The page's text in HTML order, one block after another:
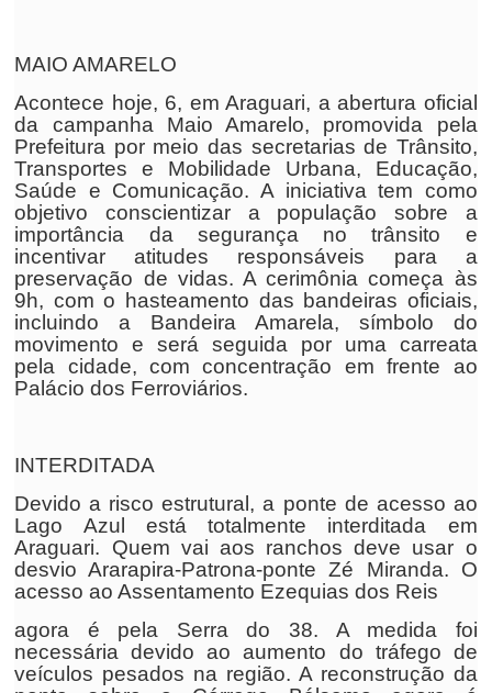
MAIO AMARELO
Acontece hoje, 6, em Araguari, a abertura oficial
da campanha Maio Amarelo, promovida pela
Prefeitura por meio das secretarias de Trânsito,
Transportes e Mobilidade Urbana, Educação,
Saúde e Comunicação. A iniciativa tem como
objetivo conscientizar a população sobre a
importância da segurança no trânsito e
incentivar atitudes responsáveis para a
preservação de vidas. A cerimônia começa às
9h, com o hasteamento das bandeiras oficiais,
incluindo a Bandeira Amarela, símbolo do
movimento e será seguida por uma carreata
pela cidade, com concentração em frente ao
Palácio dos Ferroviários.
INTERDITADA
Devido a risco estrutural, a ponte de acesso ao
Lago Azul está totalmente interditada em
Araguari. Quem vai aos ranchos deve usar o
desvio Ararapira-Patrona-ponte Zé Miranda. O
acesso ao Assentamento Ezequias dos Reis
agora é pela Serra do 38. A medida foi
necessária devido ao aumento do tráfego de
veículos pesados na região. A reconstrução da